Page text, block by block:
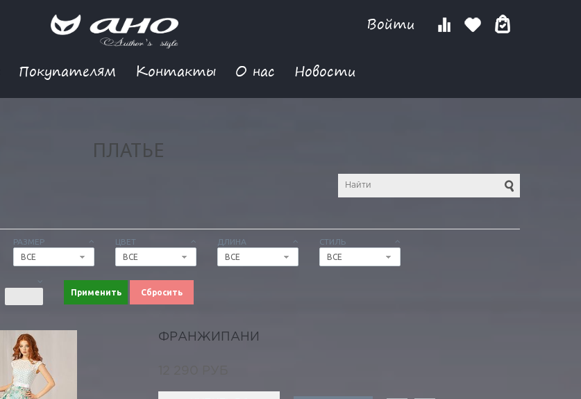
Войти
Покупателям Контакты О нас Новости
ПЛАТЬЕ
РАЗМЕР
ВСЕ
ЦВЕТ
ВСЕ
ДЛИНА
ВСЕ
СТИЛЬ
ВСЕ
Применить Сбросить
ФРАНЖИПАНИ